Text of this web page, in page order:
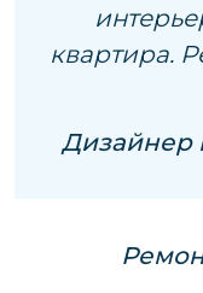
квартира.
Дизайнер